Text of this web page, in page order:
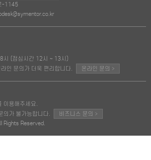
-1145
시 (점심시간 12시 ~ 13시)
인 문의가 더욱 편리합니다.
온라인 문의 >
이용해주세요.
의가 불가능합니다.
비즈니스 문의 >
Rights Reserved.